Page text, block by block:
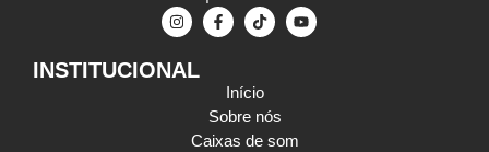
INSTITUCIONAL
Início
Sobre nós
Caixas de som